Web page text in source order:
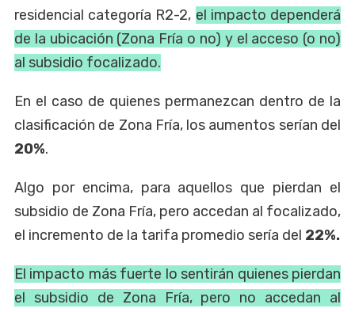
residencial categoría R2-2, el impacto dependerá
de la ubicación (Zona Fría o no) y el acceso (o no)
al subsidio focalizado.
En el caso de quienes permanezcan dentro de la
clasificación de Zona Fría, los aumentos serían del
20%.
Algo por encima, para aquellos que pierdan el
subsidio de Zona Fría, pero accedan al focalizado,
el incremento de la tarifa promedio sería del 22%.
El impacto más fuerte lo sentirán quienes pierdan
el subsidio de Zona Fría, pero no accedan al